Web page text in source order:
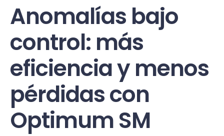
Anomalías bajo
control: más
eficiencia y menos
pérdidas con
Optimum SM